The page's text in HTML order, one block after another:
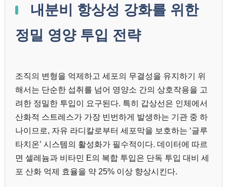
내분비 항상성 강화를 위한
정밀 영양 투입 전략
조직의 변형을 억제하고 세포의 무결성을 유지하기 위
해서는 단순한 섭취를 넘어 영양소 간의 상호작용을 고
려한 정밀한 투입이 요구된다. 특히 갑상선은 인체에서
산화적 스트레스가 가장 빈번하게 발생하는 기관 중 하
나이므로, 자유 라디칼로부터 세포막을 보호하는 ‘글루
타치온’ 시스템의 활성화가 필수적이다. 데이터에 따르
면 셀레늄과 비타민 E의 복합 투입은 단독 투입 대비 세
포 산화 억제 효율을 약 25% 이상 향상시킨다.